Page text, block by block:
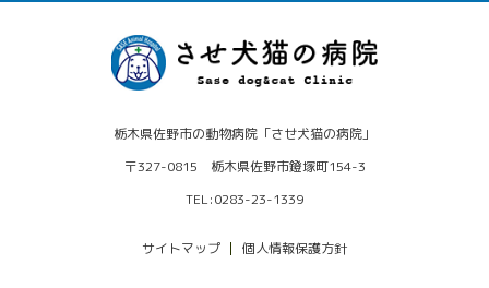
栃木県佐野市の動物病院「させ犬猫の病院」
〒327-0815 栃木県佐野市鐙塚町154-3
TEL:0283-23-1339
サイトマップ 個人情報保護方針